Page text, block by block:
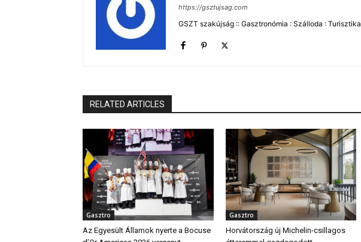
https://gsztujsag.com
GSZT szakújság :: Gasztronómia : Szálloda : Turisztika
RELATED ARTICLES
Gasztro
Az Egyesült Államok nyerte a Bocuse
Gasztro
Horvátország új Michelin-csillagos